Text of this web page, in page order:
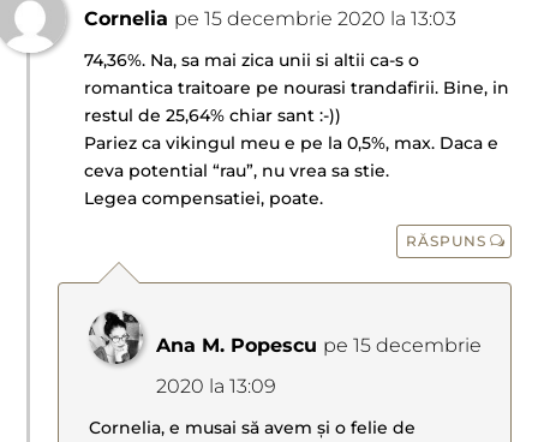
Cornelia pe 15 decembrie 2020 la 13:03
74,36%. Na, sa mai zica unii si altii ca-s o
romantica traitoare pe nourasi trandafirii. Bine, in
restul de 25,64% chiar sant :-))
Pariez ca vikingul meu e pe la 0,5%, max. Daca e
ceva potential “rau”, nu vrea sa stie.
Legea compensatiei, poate.
RĂSPUNS
Ana M. Popescu pe 15 decembrie
2020 la 13:09
Cornelia, e musai să avem și o felie de